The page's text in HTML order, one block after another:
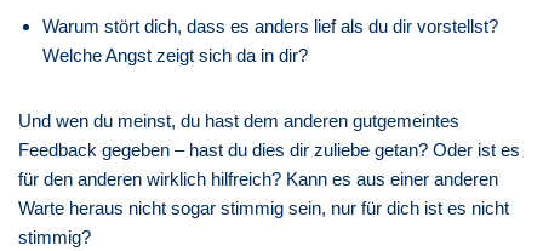
Warum stört dich, dass es anders lief als du dir vorstellst?
Welche Angst zeigt sich da in dir?
Und wen du meinst, du hast dem anderen gutgemeintes
Feedback gegeben – hast du dies dir zuliebe getan? Oder ist es
für den anderen wirklich hilfreich? Kann es aus einer anderen
Warte heraus nicht sogar stimmig sein, nur für dich ist es nicht
stimmig?